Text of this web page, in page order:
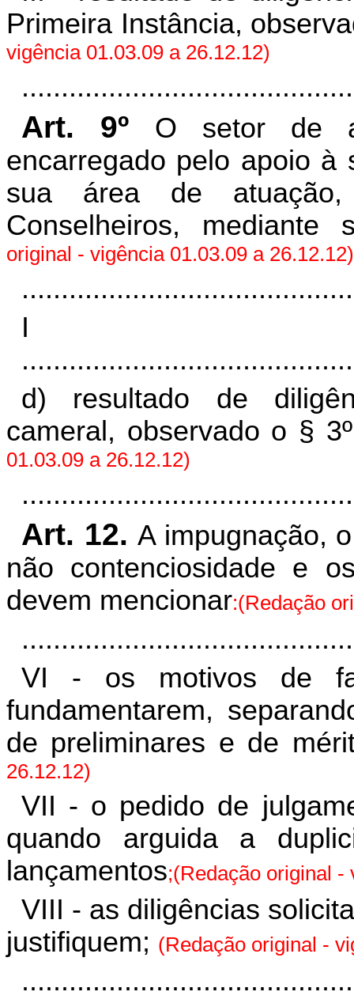
Primeira Instância,
vigência 01.03.09 a 26.12.12)
Art. 9º O setor de
encarregado pelo apoio à
sua área de
Conselheiros, mediante
original - vigência 01.03.09 a 26.12.12)
I
d) resultado de
cameral, observado o §
01.03.09 a 26.12.12)
Art. 12.A impugnação,
não contenciosidade e
devem mencionar:(Redação
VI - os motivos de
fundamentarem,
de preliminares e de
26.12.12)
VII - o pedido de
quando arguida a
lançamentos;(Redação original -
VIII - as diligências
justifiquem; (Redação original -